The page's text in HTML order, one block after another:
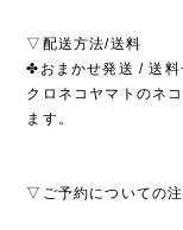
▽配送方法/送料
✤おまかせ発送 / 送料
クロネコヤマトのネ
ます。
▽ご予約についての